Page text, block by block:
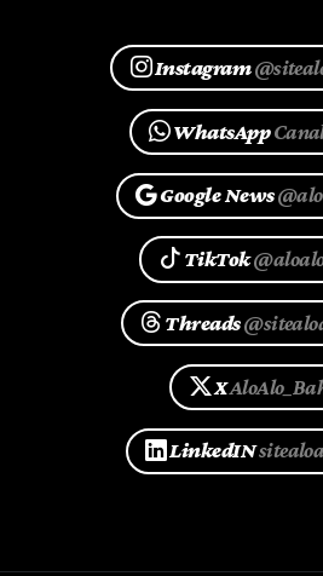
Instagram
WhatsApp
Google News
TikTok
Threads
X
LinkedIN